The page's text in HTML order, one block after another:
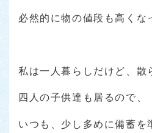
必然的に物の値段も高くな
私は一人暮らしだけど、散
四人の子供達も居るので、
いつも、少し多めに備蓄を